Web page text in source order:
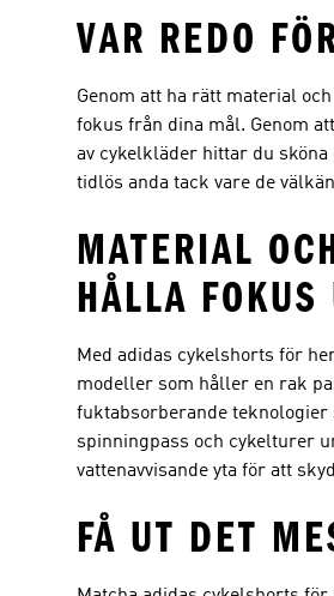
VAR REDO
Genom att ha rätt material
fokus från dina mål. Genom
av cykelkläder hittar du
tidlös anda tack vare de
MATERIAL
HÅLLA FOKUS
Med adidas cykelshorts för
modeller som håller en rak
fuktabsorberande teknologier
spinningpass och cykelturer
vattenavvisande yta för att
FÅ UT DET